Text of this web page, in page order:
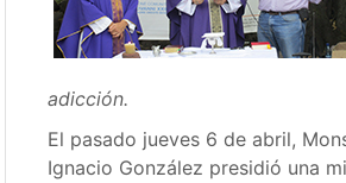
adicción.
El pasado jueves 6 de abril,
Ignacio González presidió una